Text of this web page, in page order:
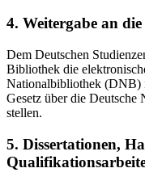
4. Weitergabe an
Dem Deutschen
Bibliothek die
Nationalbibliothek (DNB)
Gesetz über die
stellen.
5. Dissertationen,